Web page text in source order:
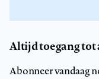
Altijd toegang tot
Abonneer vandaag